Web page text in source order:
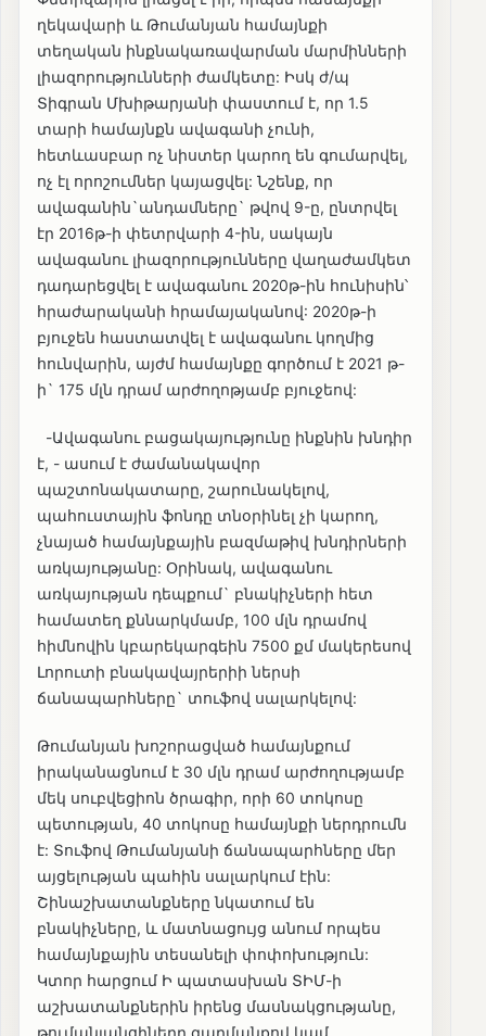
ղեկավարի և Թումանյան համայնքի
տեղական ինքնակառավարման մարմինների
լիազորությունների ժամկետը: Իսկ ժ/պ
Տիգրան Մխիթարյանի փաստում է, որ 1.5
տարի համայնքն ավագանի չունի,
հետևասբար ոչ նիստեր կարող են գումարվել,
ոչ էլ որոշումներ կայացվել: Նշենք, որ
ավագանին`անդամները` թվով 9-ը, ընտրվել
էր 2016թ-ի փետրվարի 4-ին, սակայն
ավագանու լիազորությունները վաղաժամկետ
դադարեցվել է ավագանու 2020թ-ին հունիսին՝
հրաժարականի հրամայականով: 2020թ-ի
բյուջեն հաստատվել է ավագանու կողմից
հունվարին, այժմ համայնքը գործում է 2021 թ-
ի` 175 մլն դրամ արժողոթյամբ բյուջեով:
-Ավագանու բացակայությունը ինքնին խնդիր
է, - ասում է ժամանակավոր
պաշտոնակատարը, շարունակելով,
պահուստային ֆոնդը տնօրինել չի կարող,
չնայած համայնքային բազմաթիվ խնդիրների
առկայությանը: Օրինակ, ավագանու
առկայության դեպքում` բնակիչների հետ
համատեղ քննարկմամբ, 100 մլն դրամով
հիմնովին կբարեկարգեին 7500 քմ մակերեսով
Լորուտի բնակավայրերիի ներսի
ճանապարհները` տուֆով սալարկելով:
Թումանյան խոշորացված համայնքում
իրականացնում է 30 մլն դրամ արժողությամբ
մեկ սուբվեցիոն ծրագիր, որի 60 տոկոսը
պետության, 40 տոկոսը համայնքի ներդրումն
է: Տուֆով Թումանյանի ճանապարհները մեր
այցելության պահին սալարկում էին:
Շինաշխատանքները նկատում են
բնակիչները, և մատնացույց անում որպես
համայնքային տեսանելի փոփոխություն:
Կտոր հարցում Ի պատասխան ՏԻՄ-ի
աշխատանքներին իրենց մասնակցությանը,